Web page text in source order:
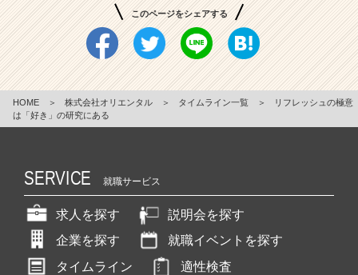
このページをシェアする
HOME ＞ 株式会社オリエンタル ＞ タイムライン一覧 ＞
リフレッシュの極意
は「好き」の研究にある
SERVICE 就職サービス
求人を探す
説明会を探す
企業を探す
就職イベントを探す
タイムライン
適性検査